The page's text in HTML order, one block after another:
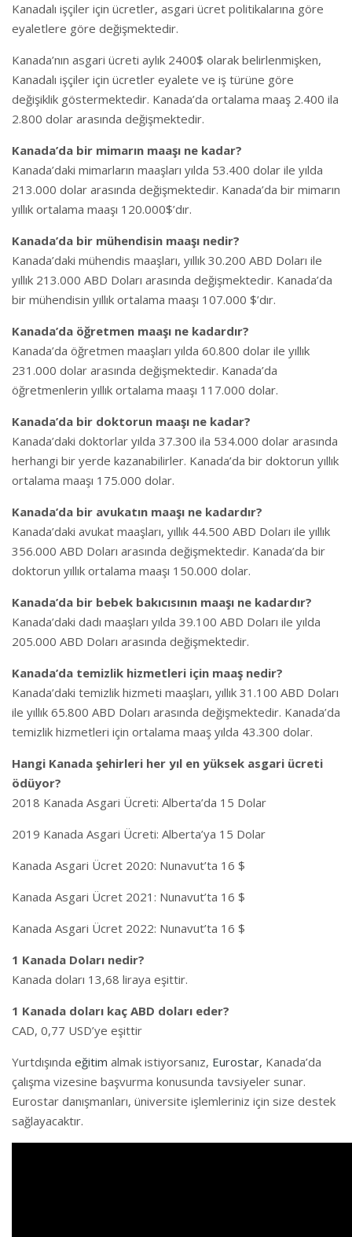
Kanadalı işçiler için ücretler, asgari ücret politikalarına göre
eyaletlere göre değişmektedir.
Kanada’nın asgari ücreti aylık 2400$ olarak belirlenmişken,
Kanadalı işçiler için ücretler eyalete ve iş türüne göre
değişiklik göstermektedir. Kanada’da ortalama maaş 2.400 ila
2.800 dolar arasında değişmektedir.
Kanada’da bir mimarın maaşı ne kadar?
Kanada’daki mimarların maaşları yılda 53.400 dolar ile yılda
213.000 dolar arasında değişmektedir. Kanada’da bir mimarın
yıllık ortalama maaşı 120.000$’dır.
Kanada’da bir mühendisin maaşı nedir?
Kanada’daki mühendis maaşları, yıllık 30.200 ABD Doları ile
yıllık 213.000 ABD Doları arasında değişmektedir. Kanada’da
bir mühendisin yıllık ortalama maaşı 107.000 $’dır.
Kanada’da öğretmen maaşı ne kadardır?
Kanada’da öğretmen maaşları yılda 60.800 dolar ile yıllık
231.000 dolar arasında değişmektedir. Kanada’da
öğretmenlerin yıllık ortalama maaşı 117.000 dolar.
Kanada’da bir doktorun maaşı ne kadar?
Kanada’daki doktorlar yılda 37.300 ila 534.000 dolar arasında
herhangi bir yerde kazanabilirler. Kanada’da bir doktorun yıllık
ortalama maaşı 175.000 dolar.
Kanada’da bir avukatın maaşı ne kadardır?
Kanada’daki avukat maaşları, yıllık 44.500 ABD Doları ile yıllık
356.000 ABD Doları arasında değişmektedir. Kanada’da bir
doktorun yıllık ortalama maaşı 150.000 dolar.
Kanada’da bir bebek bakıcısının maaşı ne kadardır?
Kanada’daki dadı maaşları yılda 39.100 ABD Doları ile yılda
205.000 ABD Doları arasında değişmektedir.
Kanada’da temizlik hizmetleri için maaş nedir?
Kanada’daki temizlik hizmeti maaşları, yıllık 31.100 ABD Doları
ile yıllık 65.800 ABD Doları arasında değişmektedir. Kanada’da
temizlik hizmetleri için ortalama maaş yılda 43.300 dolar.
Hangi Kanada şehirleri her yıl en yüksek asgari ücreti
ödüyor?
2018 Kanada Asgari Ücreti: Alberta’da 15 Dolar
2019 Kanada Asgari Ücreti: Alberta’ya 15 Dolar
Kanada Asgari Ücret 2020: Nunavut’ta 16 $
Kanada Asgari Ücret 2021: Nunavut’ta 16 $
Kanada Asgari Ücret 2022: Nunavut’ta 16 $
1 Kanada Doları nedir?
Kanada doları 13,68 liraya eşittir.
1 Kanada doları kaç ABD doları eder?
CAD, 0,77 USD’ye eşittir
Yurtdışında eğitim almak istiyorsanız, Eurostar, Kanada’da
çalışma vizesine başvurma konusunda tavsiyeler sunar.
Eurostar danışmanları, üniversite işlemleriniz için size destek
sağlayacaktır.